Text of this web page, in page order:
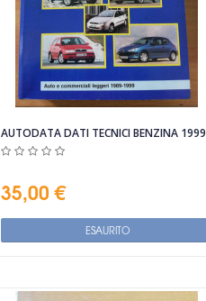
AUTODATA DATI TECNICI BENZINA 1999
35,00 €
ESAURITO